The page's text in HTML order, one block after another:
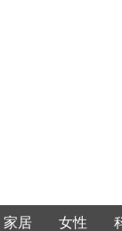
家居 女性